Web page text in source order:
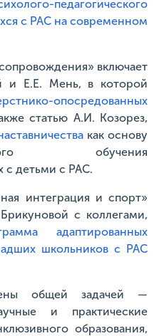
педагогического
с РАС на современном
включает
и Е.Е. Мень, в которой
опосредованных
статью А.И. Козорез,
как основу
обучения
с детьми с РАС.
интеграция и спорт»
с коллегами,
адаптированных
школьников с РАС
общей задачей —
и практические
образования,